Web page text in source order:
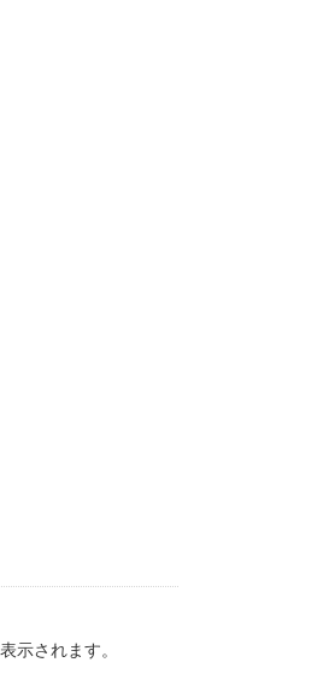
示されます。